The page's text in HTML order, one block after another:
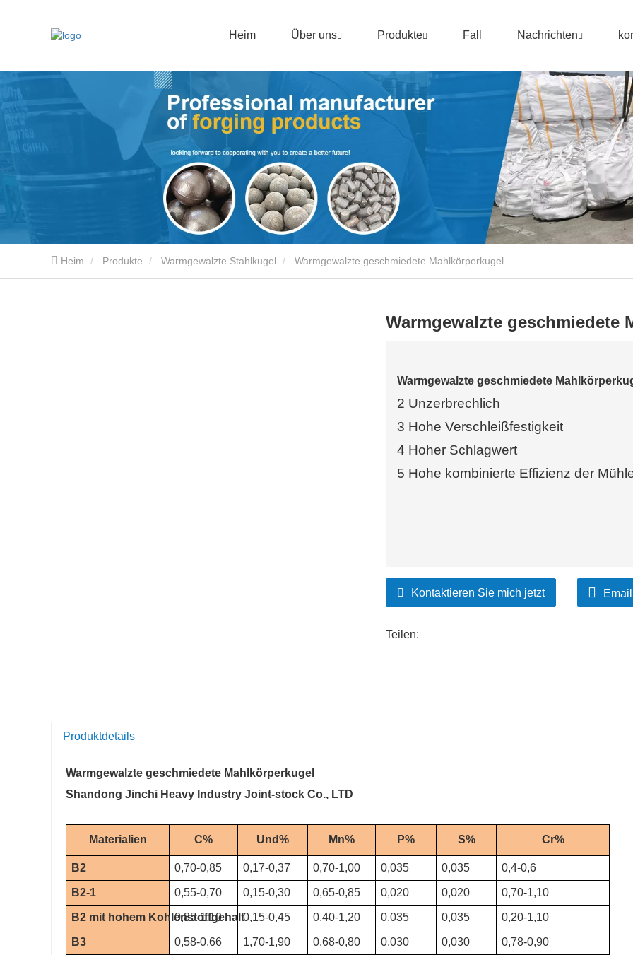
Heim Über uns Produkte Fall Nachrichten
Heim Produkte Warmgewalzte Stahlkugel Warmgewalzte geschmiedete Mahlkörperkugel
Warmgewalzte geschmiedete
Warmgewalzte geschmiedete
2 Unzerbrechlich
3 Hohe Verschleißfestigkeit
4 Hoher Schlagwert
5 Hohe kombinierte Effizienz der
Kontaktieren Sie mich jetzt Email
Teilen:
Produktdetails
Warmgewalzte geschmiedete Mahlkörperkugel
Shandong Jinchi Heavy Industry Joint-stock Co., LTD
Materialien C% Und% Mn% P% S% Cr%
B2 0,70-0,85 0,17-0,37 0,70-1,00 0,035 0,035 0,4-0,6
B2-1 0,55-0,70 0,15-0,30 0,65-0,85 0,020 0,020 0,70-1,10
B2 mit hohem Kohlenstoffgehalt
0,85-1,10 0,15-0,45 0,40-1,20 0,035 0,035 0,20-1,10
B3 0,58-0,66 1,70-1,90 0,68-0,80 0,030 0,030 0,78-0,90